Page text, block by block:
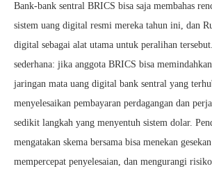
Bank-bank sentral BRICS bisa saja membahas
sistem uang digital resmi mereka tahun ini, dan
digital sebagai alat utama untuk peralihan
sederhana: jika anggota BRICS bisa
jaringan mata uang digital bank sentral yang
menyelesaikan pembayaran perdagangan dan
sedikit langkah yang menyentuh sistem dolar.
mengatakan skema bersama bisa menekan
mempercepat penyelesaian, dan mengurangi